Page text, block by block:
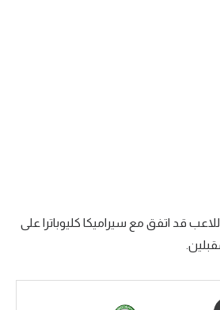
قد اتفق مع سيراميكا كليوباترا على